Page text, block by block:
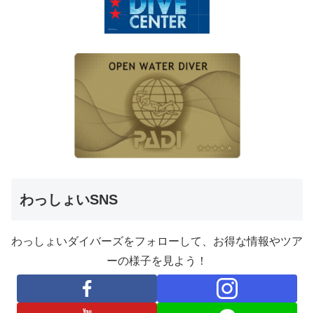
わっしょいSNS
わっしょいダイバーズをフォローして、お得な情報やツア
ーの様子を見よう！